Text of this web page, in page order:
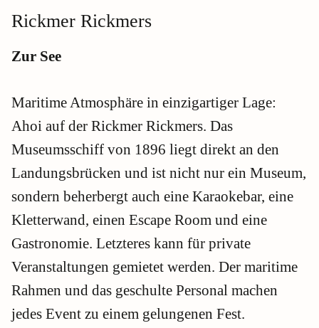
Rickmer Rickmers
Zur See
Maritime Atmosphäre in einzigartiger Lage:
Ahoi auf der Rickmer Rickmers. Das
Museumsschiff von 1896 liegt direkt an den
Landungsbrücken und ist nicht nur ein Museum,
sondern beherbergt auch eine Karaokebar, eine
Kletterwand, einen Escape Room und eine
Gastronomie. Letzteres kann für private
Veranstaltungen gemietet werden. Der maritime
Rahmen und das geschulte Personal machen
jedes Event zu einem gelungenen Fest.